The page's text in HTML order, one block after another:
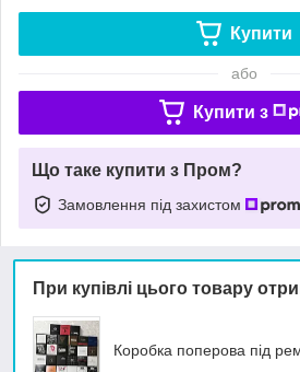
Купити
або
Купити з
Що таке купити з Пром?
Замовлення під захистом
При купівлі цього товару
Коробка поперова під